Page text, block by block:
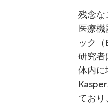
残念
医療
ック
研究者
体内に
ており